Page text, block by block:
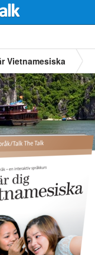
Vietnamesiska